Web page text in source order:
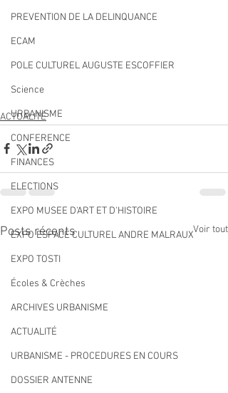
PREVENTION DE LA DELINQUANCE
ECAM
POLE CULTUREL AUGUSTE ESCOFFIER
Science
URBANISME
CONFERENCE
FINANCES
ELECTIONS
EXPO MUSEE D'ART ET D'HISTOIRE
EXPO ESPACE CULTUREL ANDRE MALRAUX
EXPO TOSTI
Écoles & Crèches
ARCHIVES URBANISME
ACTUALITÉ
URBANISME - PROCEDURES EN COURS
DOSSIER ANTENNE
ACTUALITÉ
Posts récents Voir tout